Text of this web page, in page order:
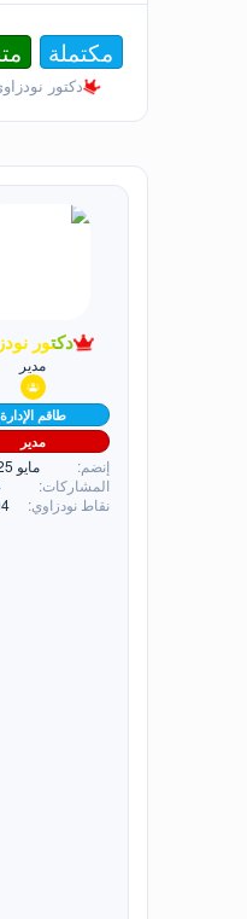
مكتملة
ب
د
ا
ل
دكتور
دكتور
مدير
طاقم الإدارة
مدير
إنضم
مايو 25, 2023
المشاركات
نقاط نودزاوي